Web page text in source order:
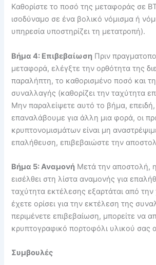
Καθορίστε το ποσό της μεταφοράς σε
ισοδύναμο σε ένα βολικό νόμισμα ή
υπηρεσία υποστηρίζει τη μετατροπή).
Βήμα 4: Επιβεβαίωση Πριν
μεταφορά, ελέγξτε την ορθότητα της
παραλήπτη, το καθορισμένο ποσό και
συναλλαγής (καθορίζει την ταχύτητα
Μην παραλείψετε αυτό το βήμα,
επαναλάβουμε για άλλη μια φορά, οι
κρυπτονομισμάτων είναι μη
επαλήθευση, επιβεβαιώστε την
Βήμα 5: Αναμονή Μετά την αποστολή,
εισέλθει στη λίστα αναμονής για
ταχύτητα εκτέλεσης εξαρτάται από
έχετε ορίσει για την εκτέλεση της
περιμένετε επιβεβαίωση, μπορείτε να
κρυπτογραφικό πορτοφόλι υλικού σας
Συμβουλές